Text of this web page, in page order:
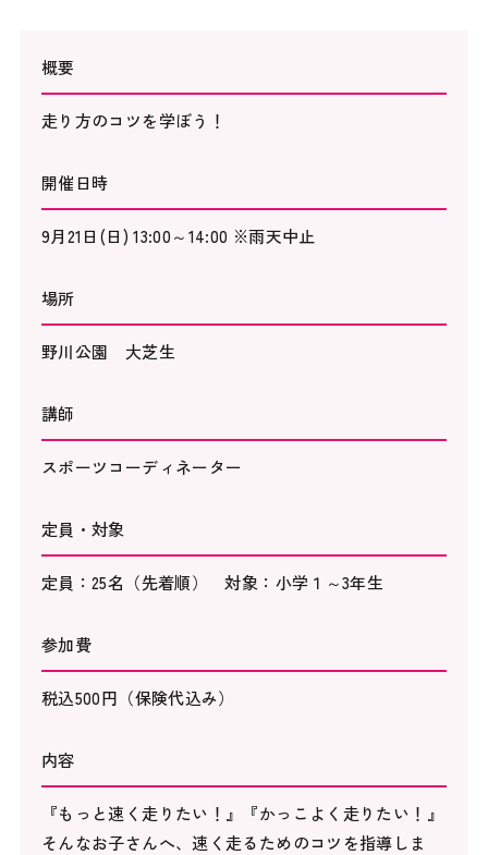
概要
走り方のコツを学ぼう！
開催日時
9月21日(日) 13:00～14:00 ※雨天中止
場所
野川公園 大芝生
講師
スポーツコーディネーター
定員・対象
定員：25名（先着順） 対象：小学１～3年生
参加費
税込500円（保険代込み）
内容
『もっと速く走りたい！』『かっこよく走りたい！』
そんなお子さんへ、速く走るためのコツを指導しま